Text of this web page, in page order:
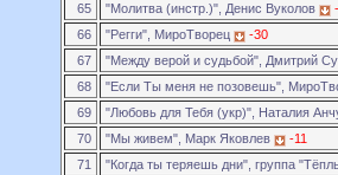
65
"Молитва (инстр.)", Денис Вуколов
66
"Регги", МироТворец
-30
67
"Между верой и судьбой", Дмитрий
68
"Если Ты меня не позовешь",
69
"Любовь для Тебя (укр)", Наталия
70
"Мы живем", Марк Яковлев
-11
71
"Когда ты теряешь дни", группа